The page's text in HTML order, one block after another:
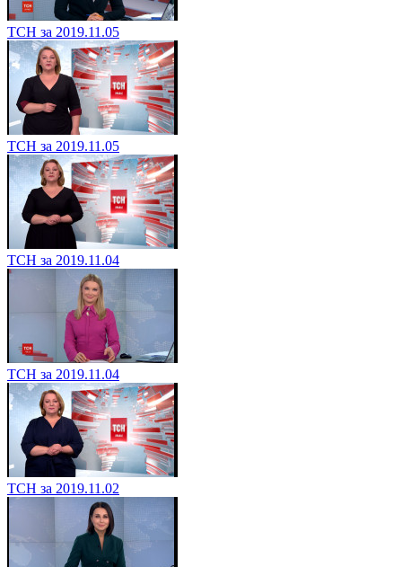
ТСН за 2019.11.05
ТСН за 2019.11.05
ТСН за 2019.11.04
ТСН за 2019.11.04
ТСН за 2019.11.02